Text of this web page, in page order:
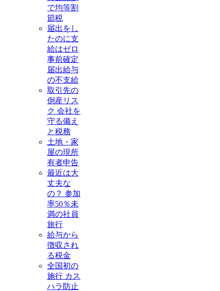
で均等割
節税
届出をし
たのに支
給はゼロ
事前確定
届出給与
の不支給
取引先の
倒産リス
ク 会社を
守る備え
と税務
土地・家
屋の現所
有者申告
最近は大
丈夫な
の？ 参加
率50％未
満の社員
旅行
給与から
徴収され
る税金
全国初の
施行 カス
ハラ防止